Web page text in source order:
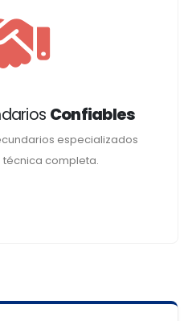
Confiables
especializados
completa.